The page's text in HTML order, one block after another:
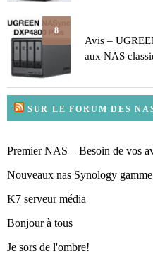
8
Avis –
aux NAS
SUR LE FORUM DES
Premier NAS – Besoin de vos
Nouveaux nas Synology
K7 serveur média
Bonjour à tous
Je sors de l'ombre!